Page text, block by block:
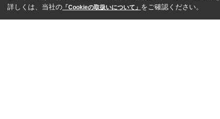
詳しくは、当社の 「Cookieの取扱いについて」 をご確認ください。